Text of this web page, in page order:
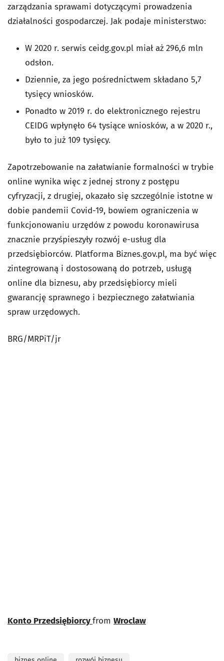
zarządzania sprawami dotyczącymi prowadzenia
działalności gospodarczej. Jak podaje ministerstwo:
W 2020 r. serwis ceidg.gov.pl miał aż 296,6 mln
odsłon.
Dziennie, za jego pośrednictwem składano 5,7
tysięcy wniosków.
Ponadto w 2019 r. do elektronicznego rejestru
CEIDG wpłynęło 64 tysiące wniosków, a w 2020 r.,
było to już 109 tysięcy.
Zapotrzebowanie na załatwianie formalności w trybie
online wynika więc z jednej strony z postępu
cyfryzacji, z drugiej, okazało się szczególnie istotne w
dobie pandemii Covid-19, bowiem ograniczenia w
funkcjonowaniu urzędów z powodu koronawirusa
znacznie przyśpieszyły rozwój e-usług dla
przedsiębiorców. Platforma Biznes.gov.pl, ma być więc
zintegrowaną i dostosowaną do potrzeb, usługą
online dla biznesu, aby przedsiębiorcy mieli
gwarancję sprawnego i bezpiecznego załatwiania
spraw urzędowych.
BRG/MRPiT/jr
Konto Przedsiębiorcyfrom Wroclaw